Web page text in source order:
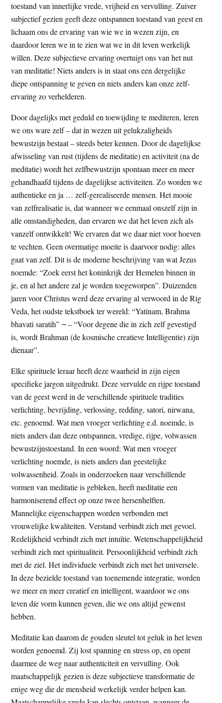
toestand van innerlijke vrede, vrijheid en vervulling. Zuiver
subjectief gezien geeft deze ontspannen toestand van geest en
lichaam ons de ervaring van wie we in wezen zijn, en
daardoor leren we in te zien wat we in dit leven werkelijk
willen. Deze subjectieve ervaring overtuigt ons van het nut
van meditatie! Niets anders is in staat ons een dergelijke
diepe ontspanning te geven en niets anders kan onze zelf-
ervaring zo verhelderen.
Door dagelijks met geduld en toewijding te mediteren, leren
we ons ware zelf – dat in wezen uit gelukzaligheids
bewustzijn bestaat – steeds beter kennen. Door de dagelijkse
afwisseling van rust (tijdens de meditatie) en activiteit (na de
meditatie) wordt het zelfbewustzijn spontaan meer en meer
gehandhaafd tijdens de dagelijkse activiteiten. Zo worden we
authentieke en ja … zelf-gerealiseerde mensen. Het mooie
van zelfrealisatie is, dat wanneer we eenmaal onszelf zijn in
alle omstandigheden, dan ervaren we dat het leven zich als
vanzelf ontwikkelt! We ervaren dat we daar niet voor hoeven
te vechten. Geen overmatige moeite is daarvoor nodig: alles
gaat van zelf. Dit is de moderne beschrijving van wat Jezus
noemde: “Zoek eerst het koninkrijk der Hemelen binnen in
je, en al het andere zal je worden toegeworpen”. Duizenden
jaren voor Christus werd deze ervaring al verwoord in de Rig
Veda, het oudste tekstboek ter wereld: “Yatinam, Brahma
bhavati saratih” ¬ – “Voor degene die in zich zelf gevestigd
is, wordt Brahman (de kosmische creatieve Intelligentie) zijn
dienaar”.
Elke spirituele leraar heeft deze waarheid in zijn eigen
specifieke jargon uitgedrukt. Deze vervulde en rijpe toestand
van de geest werd in de verschillende spirituele tradities
verlichting, bevrijding, verlossing, redding, satori, nirwana,
etc. genoemd. Wat men vroeger verlichting e.d. noemde, is
niets anders dan deze ontspannen, vredige, rijpe, volwassen
bewustzijnstoestand. In een woord: Wat men vroeger
verlichting noemde, is niets anders dan geestelijke
volwassenheid. Zoals in onderzoeken naar verschillende
vormen van meditatie is gebleken, heeft meditatie een
harmoniserend effect op onze twee hersenhelften.
Mannelijke eigenschappen worden verbonden met
vrouwelijke kwaliteiten. Verstand verbindt zich met gevoel.
Redelijkheid verbindt zich met intuïtie. Wetenschappelijkheid
verbindt zich met spiritualiteit. Persoonlijkheid verbindt zich
met de ziel. Het individuele verbindt zich met het universele.
In deze bezielde toestand van toenemende integratie, worden
we meer en meer creatief en intelligent, waardoor we ons
leven díe vorm kunnen geven, die we ons altijd gewenst
hebben.
Meditatie kan daarom de gouden sleutel tot geluk in het leven
worden genoemd. Zij lost spanning en stress op, en opent
daarmee de weg naar authenticiteit en vervulling. Ook
maatschappelijk gezien is deze subjectieve transformatie de
enige weg die de mensheid werkelijk verder helpen kan.